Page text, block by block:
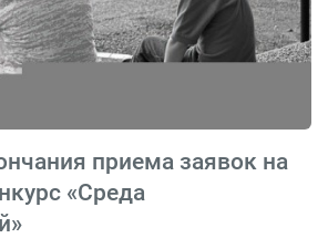
приема заявок на
«Среда